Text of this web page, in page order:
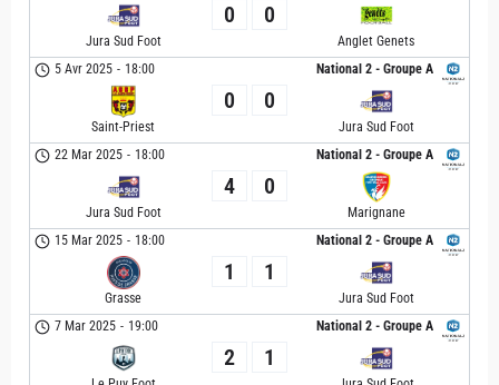
Jura Sud Foot
0 0
Anglet Genets
National 2 - Groupe A
5 Avr 2025 - 18:00
Saint-Priest
0 0
Jura Sud Foot
National 2 - Groupe A
22 Mar 2025 - 18:00
Jura Sud Foot
4 0
Marignane
National 2 - Groupe A
15 Mar 2025 - 18:00
Grasse
1 1
Jura Sud Foot
National 2 - Groupe A
7 Mar 2025 - 19:00
2 1